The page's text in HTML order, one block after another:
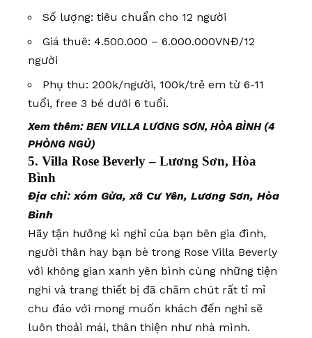
Số lượng: tiêu chuẩn cho 12 người
Giá thuê: 4.500.000 – 6.000.000VNĐ/12
người
Phụ thu: 200k/người, 100k/trẻ em từ 6-11
tuổi, free 3 bé dưới 6 tuổi.
Xem thêm: BEN VILLA LƯƠNG SƠN, HÒA BÌNH (4
PHÒNG NGỦ)
5. Villa Rose Beverly – Lương Sơn, Hòa
Bình
Địa chỉ: xóm Gừa, xã Cư Yên, Lương Sơn, Hòa
Bình
Hãy tận hưởng kì nghỉ của bạn bên gia đình,
người thân hay bạn bè trong Rose Villa Beverly
với không gian xanh yên bình cùng những tiện
nghi và trang thiết bị đã chăm chút rất tỉ mỉ
chu đáo với mong muốn khách đến nghỉ sẽ
luôn thoải mái, thân thiện như nhà mình.